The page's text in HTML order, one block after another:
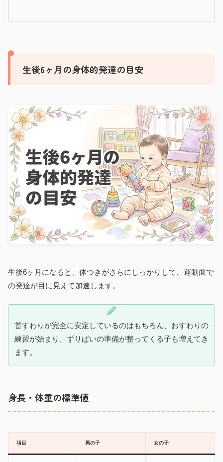
生後6ヶ月の身体的発達の目安
生後6ヶ月になると、体つきがさらにしっかりして、運動面で
の発達が目に見えて加速します。
首すわりが完全に安定しているのはもちろん、おすわりの
練習が始まり、ずりばいの準備が整ってくる子も増えてき
ます。
身長・体重の標準値
項目 男の子 女の子